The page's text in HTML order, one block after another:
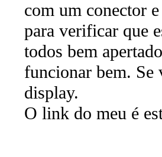
com um conector
para verificar que
todos bem
funcionar bem. Se
display.
O link do meu é